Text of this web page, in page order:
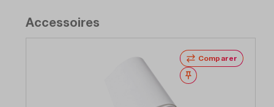
Accessoires
Comparer
Noter